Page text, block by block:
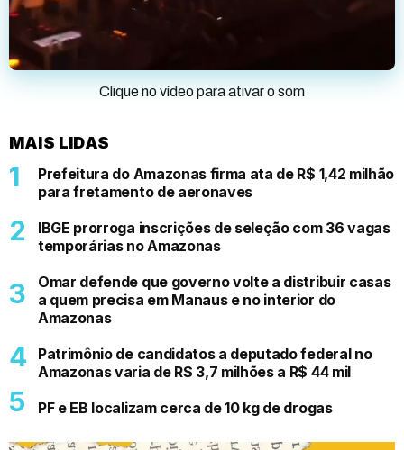
Clique no vídeo para ativar o som
MAIS LIDAS
Prefeitura do Amazonas firma ata de R$ 1,42 milhão
para fretamento de aeronaves
IBGE prorroga inscrições de seleção com 36 vagas
temporárias no Amazonas
Omar defende que governo volte a distribuir casas
a quem precisa em Manaus e no interior do
Amazonas
Patrimônio de candidatos a deputado federal no
Amazonas varia de R$ 3,7 milhões a R$ 44 mil
PF e EB localizam cerca de 10 kg de drogas